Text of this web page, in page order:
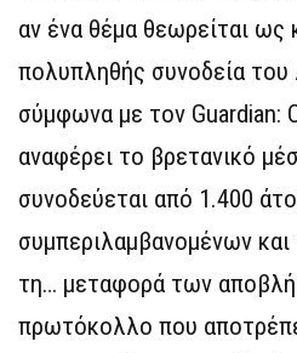
αν ένα θέμα θεωρείται ως
πολυπληθής συνοδεία του
σύμφωνα με τον Guardian:
αναφέρει το βρετανικό
συνοδεύεται από 1.400
συμπεριλαμβανομένων
τη… μεταφορά των
πρωτόκολλο που